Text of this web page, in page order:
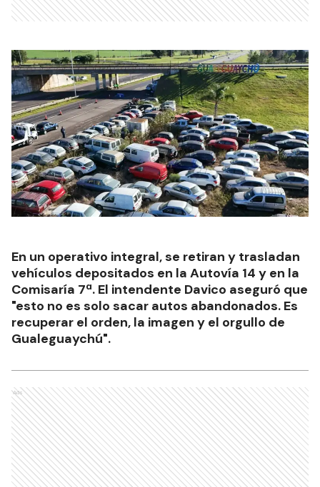
En un operativo integral, se retiran y trasladan
vehículos depositados en la Autovía 14 y en la
Comisaría 7ª. El intendente Davico aseguró que
"esto no es solo sacar autos abandonados. Es
recuperar el orden, la imagen y el orgullo de
Gualeguaychú".
Ads